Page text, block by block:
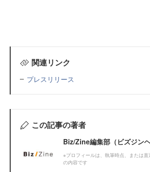
関連リンク
プレスリリース
この記事の著者
Biz/Zine編集部（ビズジン
※プロフィールは、執筆時点、または
の内容です